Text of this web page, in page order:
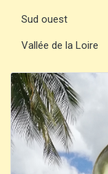
Sud ouest
Vallée de la Loire